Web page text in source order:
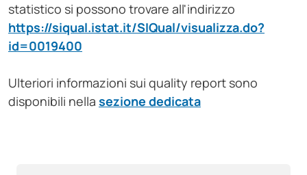
statistico si possono trovare all'indirizzo
https://siqual.istat.it/SIQual/visualizza.do?
id=0019400
Ulteriori informazioni sui quality report sono
disponibili nella sezione dedicata